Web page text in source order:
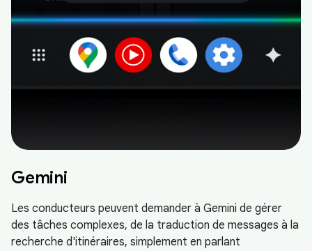
Gemini
Les conducteurs peuvent demander à Gemini de gérer
des tâches complexes, de la traduction de messages à la
recherche d'itinéraires, simplement en parlant